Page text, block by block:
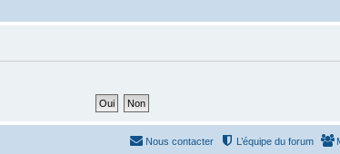
L’équipe du forum
Nous contacter